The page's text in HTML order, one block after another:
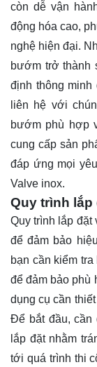
còn dễ vận
động hóa cao,
nghệ hiện đại.
bướm trở thành
định thông
liên hệ với
bướm phù hợp
cung cấp sản
đáp ứng mọi
Valve inox.
Quy trình
Quy trình lắp
để đảm bảo
bạn cần kiểm
để đảm bảo phù
dụng cụ cần
Để bắt đầu, cần
lắp đặt nhằm
tới quá trình thi